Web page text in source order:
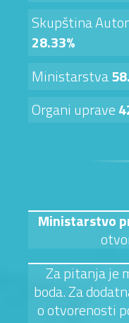
Skupština
28.33%
Ministarstva
Organi uprave
Ministarstvo
Za pitanja je
boda. Za
o otvorenosti